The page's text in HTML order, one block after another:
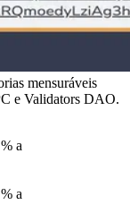
mensuráveis
e Validators DAO.
a
a